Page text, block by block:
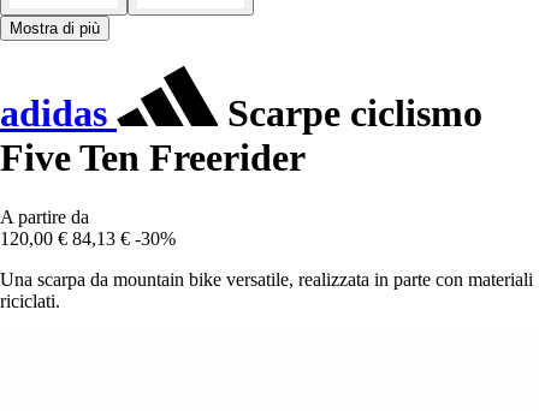
Mostra di più
adidas
Scarpe ciclismo
Five Ten Freerider
A partire da
120,00 € 84,13 € -30%
Una scarpa da mountain bike versatile, realizzata in parte con materiali
riciclati.